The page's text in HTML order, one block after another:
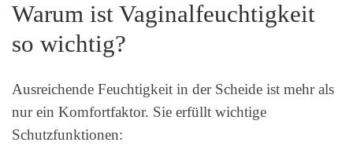
Warum ist Vaginalfeuchtigkeit
so wichtig?
Ausreichende Feuchtigkeit in der Scheide ist mehr als
nur ein Komfortfaktor. Sie erfüllt wichtige
Schutzfunktionen: